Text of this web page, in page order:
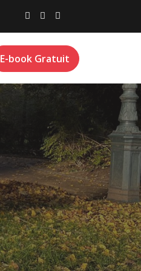
E-book Gratuit